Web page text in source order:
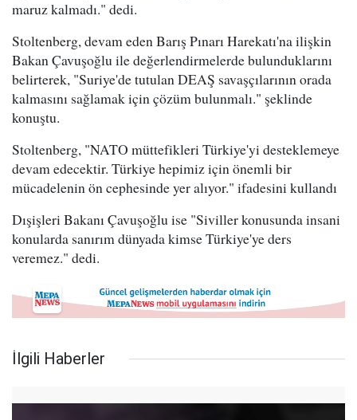
maruz kalmadı." dedi.
Stoltenberg, devam eden Barış Pınarı Harekatı'na ilişkin
Bakan Çavuşoğlu ile değerlendirmelerde bulunduklarını
belirterek, "Suriye'de tutulan DEAŞ savaşçılarının orada
kalmasını sağlamak için çözüm bulunmalı." şeklinde
konuştu.
Stoltenberg, "NATO müttefikleri Türkiye'yi desteklemeye
devam edecektir. Türkiye hepimiz için önemli bir
mücadelenin ön cephesinde yer alıyor." ifadesini kullandı
Dışişleri Bakanı Çavuşoğlu ise "Siviller konusunda insani
konularda sanırım dünyada kimse Türkiye'ye ders
veremez." dedi.
İlgili Haberler